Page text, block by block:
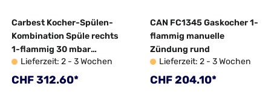
Carbest Kocher-Spülen-
Kombination Spüle rechts
1-flammig 30 mbar
52,6x32,6x16,3cm
Lieferzeit: 2 - 3 Wochen
Regulärer Preis:
CHF 312.60*
CAN FC1345 Gaskocher 1-
flammig manuelle
Zündung rund
Lieferzeit: 2 - 3 Wochen
Regulärer Preis:
CHF 204.10*